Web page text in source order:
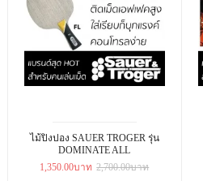
ไม้ปิงปอง SAUER TROGER รุ่น
DOMINATE ALL
1,350.00บาท 2,700.00บาท